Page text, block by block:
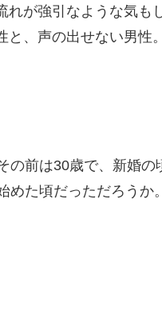
が強引なような気も
、声の出せない男性
の前は30歳で、新婚の
めた頃だっただろうか